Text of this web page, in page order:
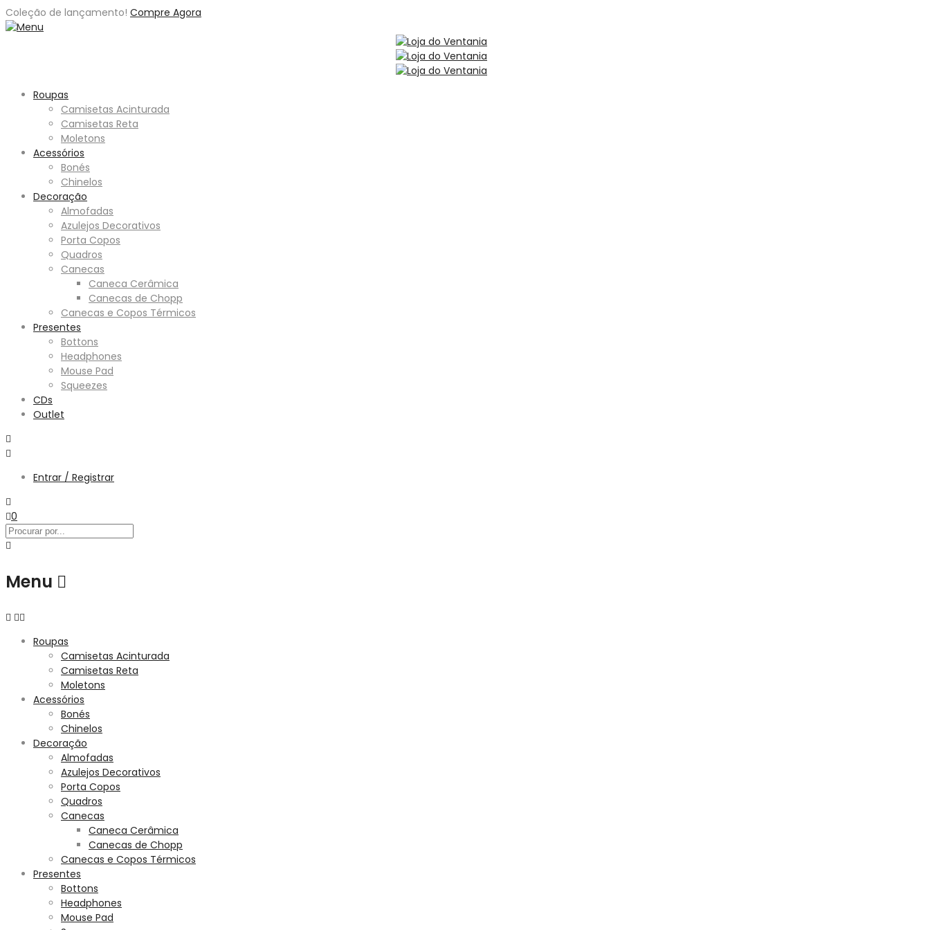
Coleção de lançamento! Compre Agora
Roupas
Camisetas Acinturada
Camisetas Reta
Moletons
Acessórios
Bonés
Chinelos
Decoração
Almofadas
Azulejos Decorativos
Porta Copos
Quadros
Canecas
Caneca Cerâmica
Canecas de Chopp
Canecas e Copos Térmicos
Presentes
Bottons
Headphones
Mouse Pad
Squeezes
CDs
Outlet
Entrar / Registrar
0
Menu
Roupas
Camisetas Acinturada
Camisetas Reta
Moletons
Acessórios
Bonés
Chinelos
Decoração
Almofadas
Azulejos Decorativos
Porta Copos
Quadros
Canecas
Caneca Cerâmica
Canecas de Chopp
Canecas e Copos Térmicos
Presentes
Bottons
Headphones
Mouse Pad